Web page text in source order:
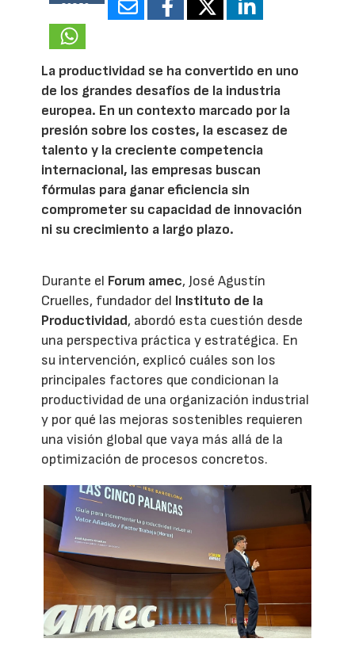
20859
La productividad se ha convertido en uno
de los grandes desafíos de la industria
europea. En un contexto marcado por la
presión sobre los costes, la escasez de
talento y la creciente competencia
internacional, las empresas buscan
fórmulas para ganar eficiencia sin
comprometer su capacidad de innovación
ni su crecimiento a largo plazo.
Durante el Forum amec, José Agustín
Cruelles, fundador del Instituto de la
Productividad, abordó esta cuestión desde
una perspectiva práctica y estratégica. En
su intervención, explicó cuáles son los
principales factores que condicionan la
productividad de una organización industrial
y por qué las mejoras sostenibles requieren
una visión global que vaya más allá de la
optimización de procesos concretos.